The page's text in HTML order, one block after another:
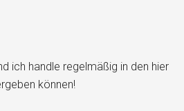
ich handle regelmäßig in den hier
können!